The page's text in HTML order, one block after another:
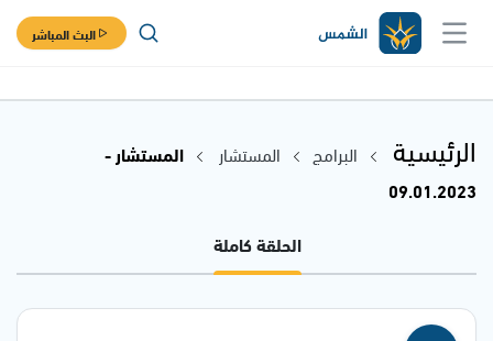
البث المباشر
الرئيسية البرامج المستشار
المستشار -
09.01.2023
الحلقة كاملة